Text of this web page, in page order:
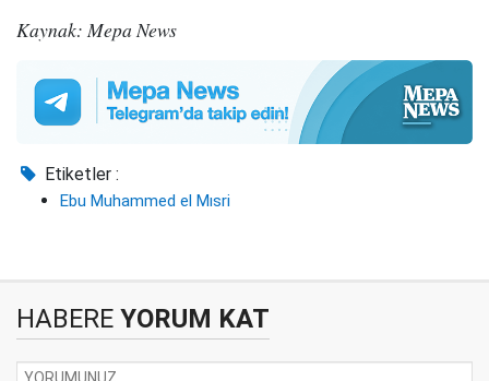
Kaynak: Mepa News
Etiketler :
Ebu Muhammed el Mısri
HABERE YORUM KAT